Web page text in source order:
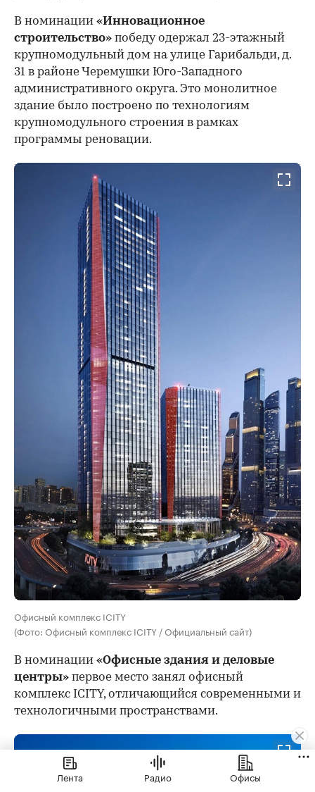
В номинации «Инновационное
строительство» победу одержал 23-этажный
крупномодульный дом на улице Гарибальди, д.
31 в районе Черемушки Юго-Западного
административного округа. Это монолитное
здание было построено по технологиям
крупномодульного строения в рамках
программы реновации.
Офисный комплекс ICITY
(Фото: Офисный комплекс ICITY / Официальный сайт)
В номинации «Офисные здания и деловые
центры» первое место занял офисный
комплекс ICITY, отличающийся современными и
технологичными пространствами.
Лента Радио Офисы